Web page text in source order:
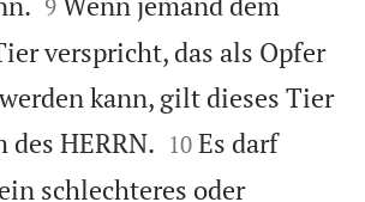
9
verspricht, das als Opfer
kann, gilt dieses Tier
HERRN. 

10 Es darf
schlechteres oder